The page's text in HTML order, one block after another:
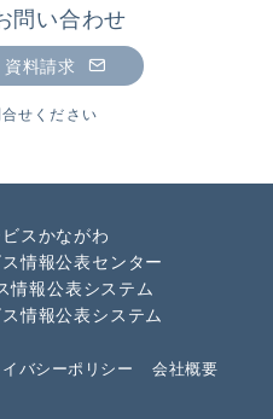
問い合わせ
資料請求
せください
スかながわ
情報公表センター
情報公表システム
情報公表システム
バシーポリシー 会社概要